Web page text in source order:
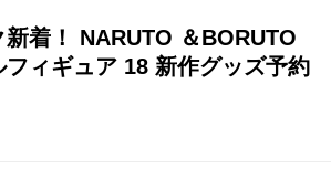
着！ NARUTO ＆BORUTO
フィギュア 18 新作グッズ予約